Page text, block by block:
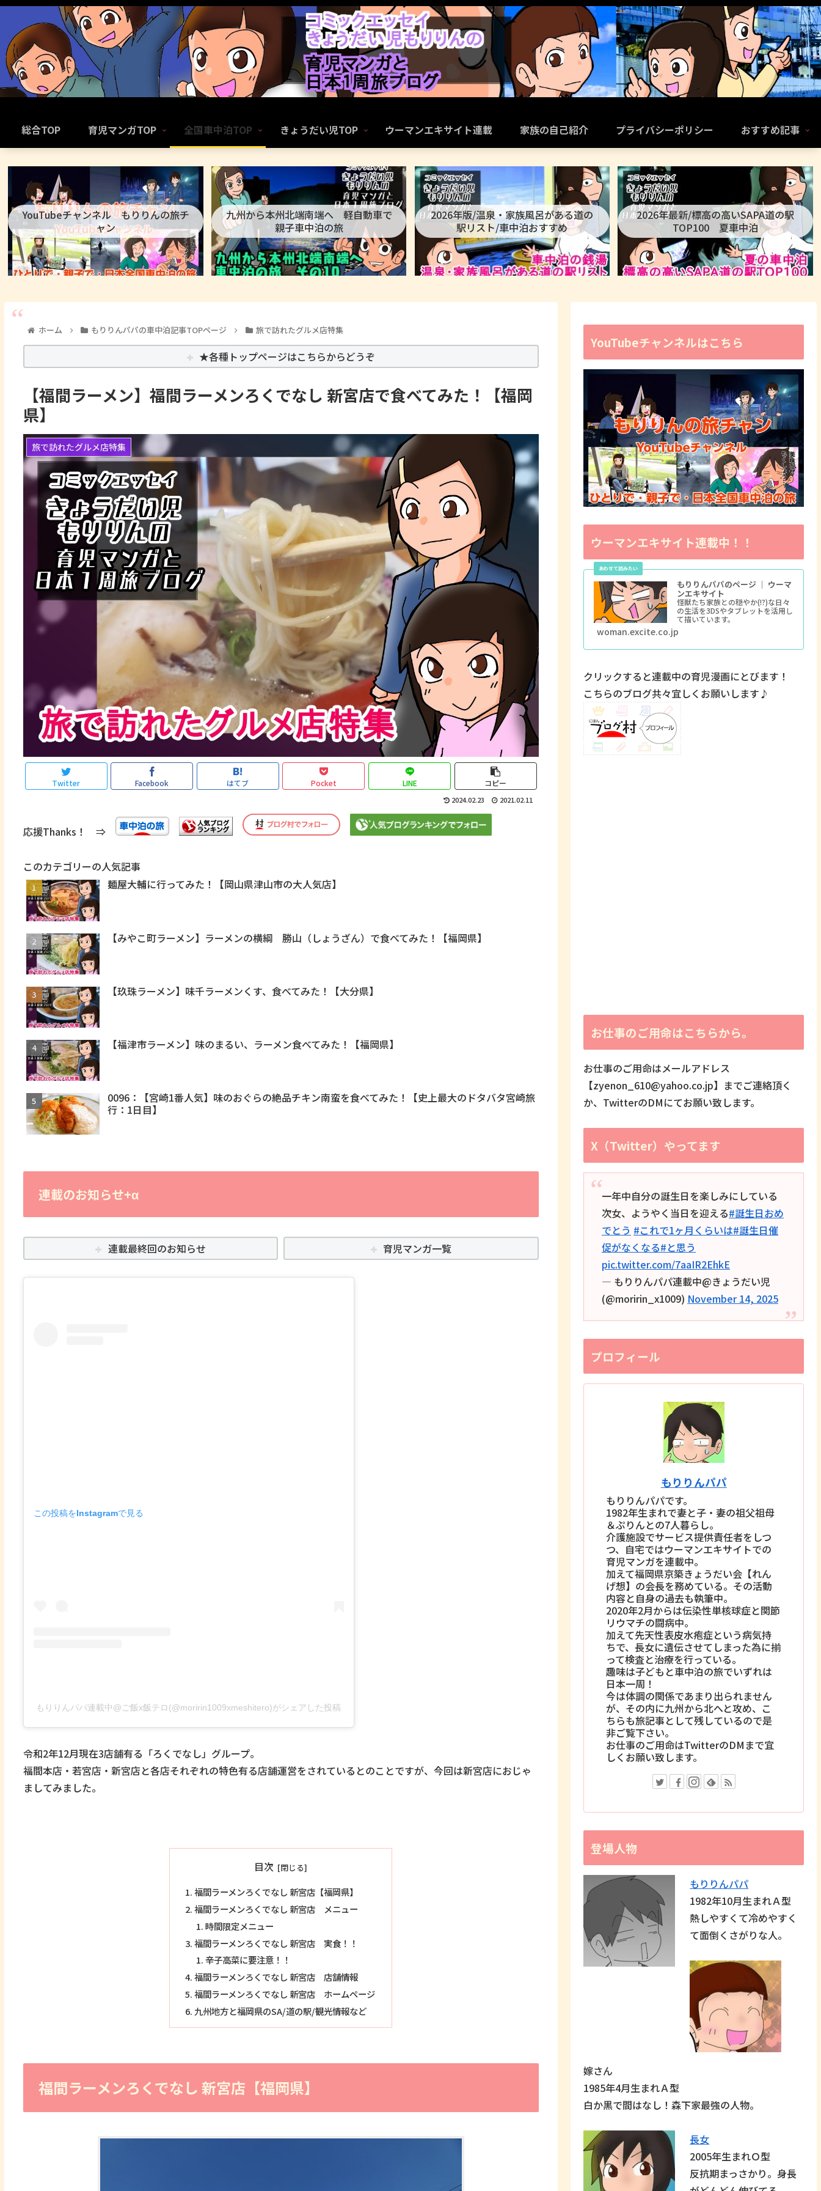
総合TOP 育児マンガTOP 全国車中泊TOP きょうだい児TOP ウーマンエキサイト連載 家族の自己紹介 プライバシーポリシー おすすめ記事
YouTubeチャンネル もりりんの旅チ
ャン
九州から本州北端南端へ 軽自動車で
親子車中泊の旅
2026年版/温泉・家族風呂がある道の
駅リスト/車中泊おすすめ
2026年最新/標高の高いSAPA道の駅
TOP100 夏車中泊
ホーム もりりんパパの車中泊記事TOPページ 旅で訪れたグルメ店特集
★各種トップページはこちらからどうぞ
【福間ラーメン】福間ラーメンろくでなし 新宮店で食べてみた！【福岡
県】
旅で訪れたグルメ店特集
Twitter Facebook はてブ Pocket LINE コピー
2024.02.23 2021.02.11
応援Thanks！ ⇒
このカテゴリーの人気記事
麺屋大輔に行ってみた！【岡山県津山市の大人気店】
【みやこ町ラーメン】ラーメンの横綱 勝山（しょうざん）で食べてみた！【福岡県】
【玖珠ラーメン】味千ラーメンくす、食べてみた！【大分県】
【福津市ラーメン】味のまるい、ラーメン食べてみた！【福岡県】
0096：【宮崎1番人気】味のおぐらの絶品チキン南蛮を食べてみた！【史上最大のドタバタ宮崎旅
行：1日目】
連載のお知らせ+α
連載最終回のお知らせ 育児マンガ一覧
この投稿をInstagramで見る
もりりんパパ連載中@ご飯x飯テロ(@moririn1009xmeshitero)がシェアした投稿
令和2年12月現在3店舗有る「ろくでなし」グループ。
福間本店・若宮店・新宮店と各店それぞれの特色有る店舗運営をされているとのことですが、今回は新宮店におじゃ
ましてみました。
目次
福間ラーメンろくでなし 新宮店【福岡県】
福間ラーメンろくでなし 新宮店 メニュー
時間限定メニュー
福間ラーメンろくでなし 新宮店 実食！！
辛子高菜に要注意！！
福間ラーメンろくでなし 新宮店 店舗情報
福間ラーメンろくでなし 新宮店 ホームページ
九州地方と福岡県のSA/道の駅/観光情報など
福間ラーメンろくでなし 新宮店【福岡県】
YouTubeチャンネルはこちら
ウーマンエキサイト連載中！！
もりりんパパのページ ｜ ウーマ
ンエキサイト
怪獣たち家族との穏やか(!?)な日々
の生活を3DSやタブレットを活用し
て描いています。
woman.excite.co.jp
クリックすると連載中の育児漫画にとびます！
こちらのブログ共々宜しくお願いします♪
お仕事のご用命はこちらから。
お仕事のご用命はメールアドレス
【zyenon_610@yahoo.co.jp】までご連絡頂く
か、TwitterのDMにてお願い致します。
X（Twitter）やってます
一年中自分の誕生日を楽しみにしている
次女、ようやく当日を迎える#誕生日おめ
でとう #これで1ヶ月くらいは#誕生日催
促がなくなる#と思う
pic.twitter.com/7aaIR2EhkE
— もりりんパパ連載中@きょうだい児
(@moririn_x1009) November 14, 2025
プロフィール
もりりんパパ
もりりんパパです。
1982年生まれで妻と子・妻の祖父祖母
＆ぷりんとの7人暮らし。
介護施設でサービス提供責任者をしつ
つ、自宅ではウーマンエキサイトでの
育児マンガを連載中。
加えて福岡県京築きょうだい会【れん
げ想】の会長を務めている。その活動
内容と自身の過去も執筆中。
2020年2月からは伝染性単核球症と関節
リウマチの闘病中。
加えて先天性表皮水疱症という病気持
ちで、長女に遺伝させてしまった為に揃
って検査と治療を行っている。
趣味は子どもと車中泊の旅でいずれは
日本一周！
今は体調の関係であまり出られません
が、その内に九州から北へと攻め、こ
ちらも旅記事として残しているので是
非ご覧下さい。
お仕事のご用命はTwitterのDMまで宜
しくお願い致します。
登場人物
もりりんパパ
1982年10月生まれＡ型
熱しやすくて冷めやすく
て面倒くさがりな人。
嫁さん
1985年4月生まれＡ型
白か黒で間はなし！森下家最強の人物。
長女
2005年生まれＯ型
反抗期まっさかり。身長